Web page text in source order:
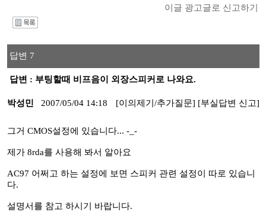
이글 광고글로 신고하기
답변 7
답변 : 부팅할때 비프음이 외장스피커로 나와요.
박성민 2007/05/04 14:18 [이의제기/추가질문] [부실답변 신고]
그거 CMOS설정에 있습니다... -_-
제가 8rda를 사용해 봐서 알아요
AC97 어쩌고 하는 설정에 보면 스피커 관련 설정이 따로 있습니
다.
설명서를 참고 하시기 바랍니다.